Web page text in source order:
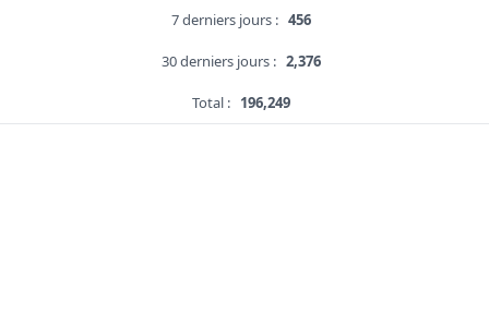
7 derniers jours : 456
30 derniers jours : 2,376
Total : 196,249